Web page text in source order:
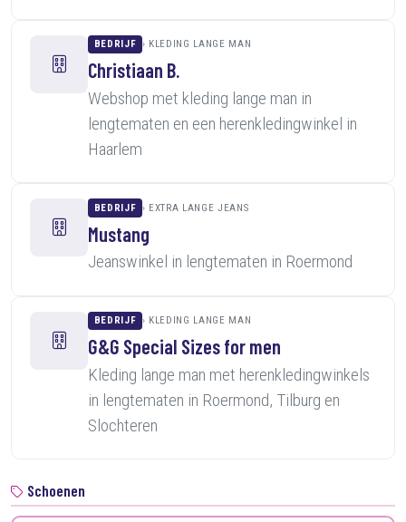
BEDRIJF KLEDING LANGE MAN
Christiaan B.
Webshop met kleding lange man in
lengtematen en een herenkledingwinkel in
Haarlem
BEDRIJF EXTRA LANGE JEANS
Mustang
Jeanswinkel in lengtematen in Roermond
BEDRIJF KLEDING LANGE MAN
G&G Special Sizes for men
Kleding lange man met herenkledingwinkels
in lengtematen in Roermond, Tilburg en
Slochteren
Schoenen